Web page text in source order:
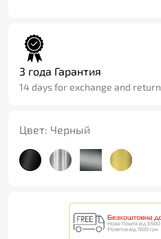
3 года Гарантия
14 days for exchange and return
Цвет: Черный